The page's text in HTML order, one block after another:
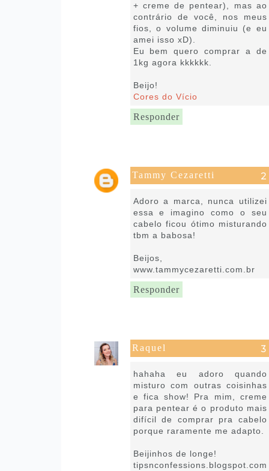
+ creme de pentear), mas ao
contrário de você, nos meus
fios, o volume diminuiu (e eu
amei isso xD).
Eu bem quero comprar a de
1kg agora kkkkkk.
Beijo!
Cores do Vício
Responder
Tammy Cezaretti
Adoro a marca, nunca utilizei
essa e imagino como o seu
cabelo ficou ótimo misturando
tbm a babosa!
Beijos,
www.tammycezaretti.com.br
Responder
Raquel
hahaha eu adoro quando
misturo com outras coisinhas
e fica show! Pra mim, creme
para pentear é o produto mais
difícil de comprar pra cabelo
porque raramente me adapto.
Beijinhos de longe!
tipsnconfessions.blogspot.com